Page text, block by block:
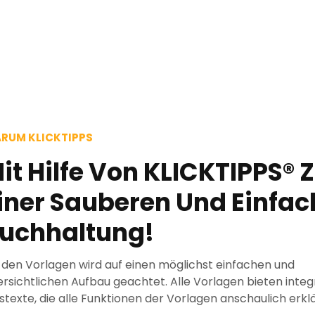
KLICKTIPPS
Hilfe Von KLICKTIPPS®
Sauberen Und
den Vorlagen wird auf einen möglichst einfachen und
Aufbau geachtet. Alle Vorlagen bieten
die alle Funktionen der Vorlagen anschaulich